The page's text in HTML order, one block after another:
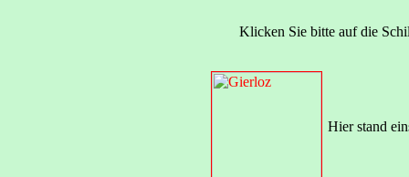
Klicken Sie bitte auf die
Hier stand